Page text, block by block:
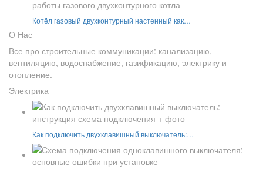
Котёл газовый двухконтурный настенный как…
О Нас
Все про строительные коммуникации: канализацию,
вентиляцию, водоснабжение, газификацию, электрику и
отопление.
Электрика
Как подключить двухклавишный выключатель:…